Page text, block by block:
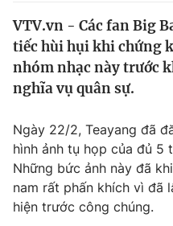
Thế giới
Tin tức
Thế giới đó đây
Câu chuyện quốc tế
Tài chính
Thị trường
Góc doanh nghiệp
Dữ liệu và đời sống
Truyền hình
VTV.vn - Các fan Big
tiếc hùi hụi khi chứng
nhóm nhạc này trước
nghĩa vụ quân sự.
Ngày 22/2, Teayang đã
hình ảnh tụ họp của đủ 5
Những bức ảnh này đã
nam rất phấn khích vì đã
hiện trước công chúng.